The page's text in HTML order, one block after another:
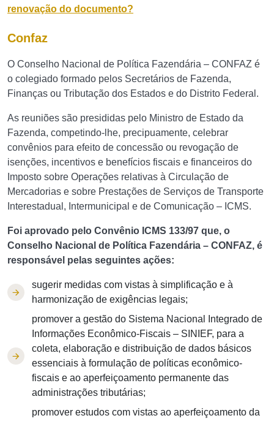
renovação do documento?
Confaz
O Conselho Nacional de Política Fazendária – CONFAZ é
o colegiado formado pelos Secretários de Fazenda,
Finanças ou Tributação dos Estados e do Distrito Federal.
As reuniões são presididas pelo Ministro de Estado da
Fazenda, competindo-lhe, precipuamente, celebrar
convênios para efeito de concessão ou revogação de
isenções, incentivos e benefícios fiscais e financeiros do
Imposto sobre Operações relativas à Circulação de
Mercadorias e sobre Prestações de Serviços de Transporte
Interestadual, Intermunicipal e de Comunicação – ICMS.
Foi aprovado pelo Convênio ICMS 133/97 que, o
Conselho Nacional de Política Fazendária – CONFAZ, é
responsável pelas seguintes ações:
sugerir medidas com vistas à simplificação e à
harmonização de exigências legais;
promover a gestão do Sistema Nacional Integrado de
Informações Econômico-Fiscais – SINIEF, para a
coleta, elaboração e distribuição de dados básicos
essenciais à formulação de políticas econômico-
fiscais e ao aperfeiçoamento permanente das
administrações tributárias;
promover estudos com vistas ao aperfeiçoamento da